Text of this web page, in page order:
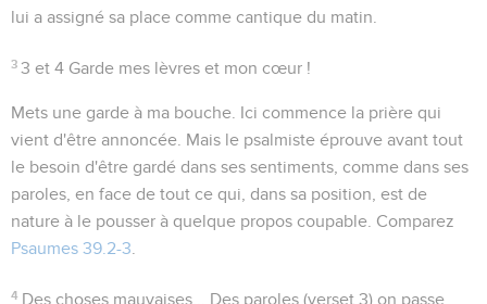
lui a assigné sa place comme cantique du matin.
3 3 et 4 Garde mes lèvres et mon cœur !
Mets une garde à ma bouche . Ici commence la prière qui
vient d'être annoncée. Mais le psalmiste éprouve avant tout
le besoin d'être gardé dans ses sentiments, comme dans ses
paroles, en face de tout ce qui, dans sa position, est de
nature à le pousser à quelque propos coupable. Comparez
Psaumes 39.2-3
4 Des choses mauvaises...
Des paroles (verset 3) on passe